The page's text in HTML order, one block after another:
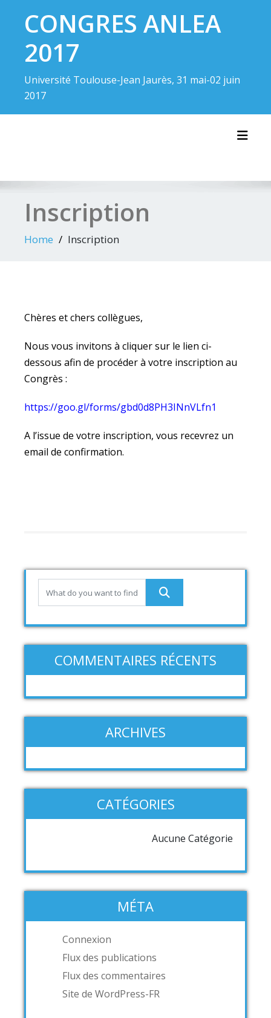
contentCONGRES ANLEA
2017
Université Toulouse-Jean Jaurès, 31 mai-02 juin
2017
Inscription
Home Inscription
Chères et chers collègues,
Nous vous invitons à cliquer sur le lien ci-
dessous afin de procéder à votre inscription au
Congrès :
https://goo.gl/forms/gbd0d8PH3INnVLfn1
A l’issue de votre inscription, vous recevrez un
email de confirmation.
COMMENTAIRES RÉCENTS
ARCHIVES
CATÉGORIES
Aucune Catégorie
MÉTA
Connexion
Flux des publications
Flux des commentaires
Site de WordPress-FR